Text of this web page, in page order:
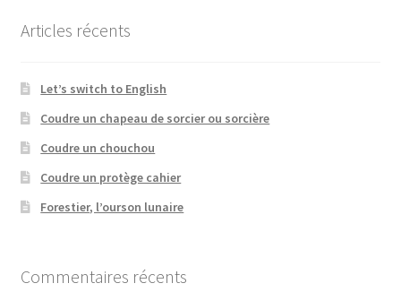
Articles récents
Let’s switch to English
Coudre un chapeau de sorcier ou sorcière
Coudre un chouchou
Coudre un protège cahier
Forestier, l’ourson lunaire
Commentaires récents